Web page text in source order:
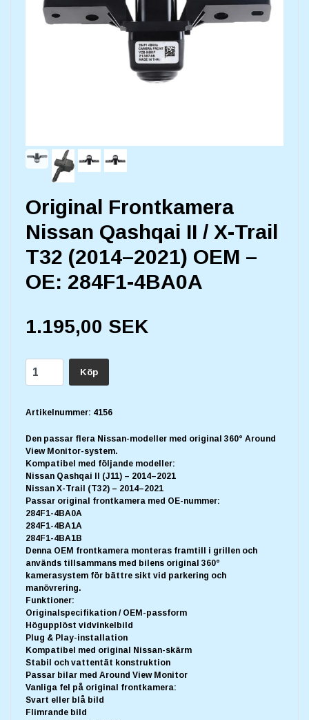
Original Frontkamera
Nissan Qashqai II / X-Trail
T32 (2014–2021) OEM –
OE: 284F1-4BA0A
1.195,00 SEK
Köp
Artikelnummer: 4156
Den passar flera Nissan-modeller med original 360° Around
View Monitor-system.
Kompatibel med följande modeller:
Nissan Qashqai II (J11) – 2014–2021
Nissan X-Trail (T32) – 2014–2021
Passar original frontkamera med OE-nummer:
284F1-4BA0A
284F1-4BA1A
284F1-4BA1B
Denna OEM frontkamera monteras framtill i grillen och
används tillsammans med bilens original 360°
kamerasystem för bättre sikt vid parkering och
manövrering.
Funktioner:
Originalspecifikation / OEM-passform
Högupplöst vidvinkelbild
Plug & Play-installation
Kompatibel med original Nissan-skärm
Stabil och vattentät konstruktion
Passar bilar med Around View Monitor
Vanliga fel på original frontkamera:
Svart eller blå bild
Flimrande bild